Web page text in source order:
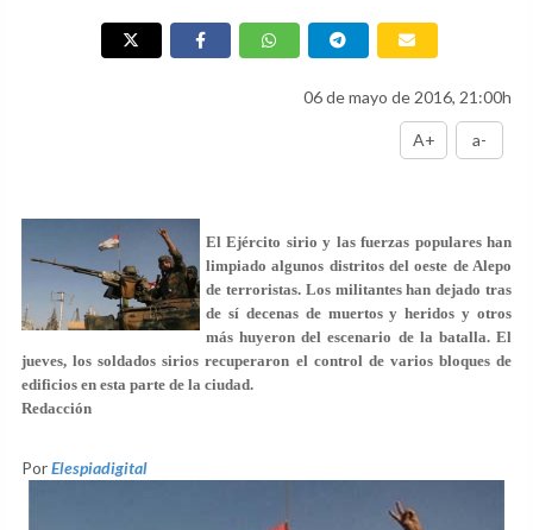
06 de mayo de 2016, 21:00h
A+ a-
El Ejército sirio y las fuerzas populares han
limpiado algunos distritos del oeste de Alepo
de terroristas. Los militantes han dejado tras
de sí decenas de muertos y heridos y otros
más huyeron del escenario de la batalla. El
jueves, los soldados sirios recuperaron el control de varios bloques de
edificios en esta parte de la ciudad.
Redacción
PorElespiadigital